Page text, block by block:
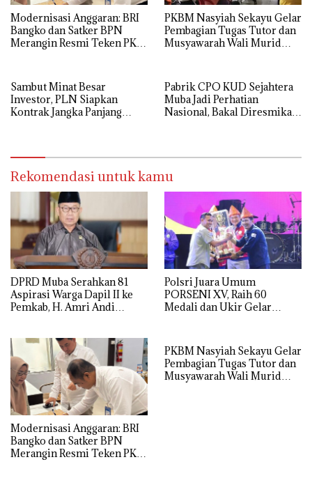
Modernisasi Anggaran: BRI
Bangko dan Satker BPN
Merangin Resmi Teken PKS
PKBM Nasyiah Sekayu Gelar
Pembagian Tugas Tutor dan
Musyawarah Wali Murid
Sambut Minat Besar
Investor, PLN Siapkan
Kontrak Jangka Panjang
Pabrik CPO KUD Sejahtera
Muba Jadi Perhatian
Nasional, Bakal Diresmikan
Rekomendasi untuk kamu
DPRD Muba Serahkan 81
Aspirasi Warga Dapil II ke
Pemkab, H. Amri Andi
Polsri Juara Umum
PORSENI XV, Raih 60
Medali dan Ukir Gelar
Modernisasi Anggaran: BRI
Bangko dan Satker BPN
Merangin Resmi Teken PKS
PKBM Nasyiah Sekayu Gelar
Pembagian Tugas Tutor dan
Musyawarah Wali Murid